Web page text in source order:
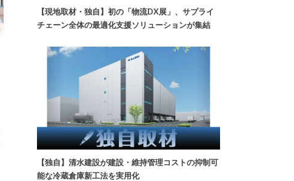
【現地取材・独自】初の「物流DX展」、サプライ
チェーン全体の最適化支援ソリューションが集結
【独自】清水建設が建設・維持管理コストの抑制可
能な冷蔵倉庫新工法を実用化